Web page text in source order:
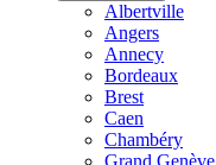
Albertville
Angers
Annecy
Bordeaux
Brest
Caen
Chambéry
Grand Genève